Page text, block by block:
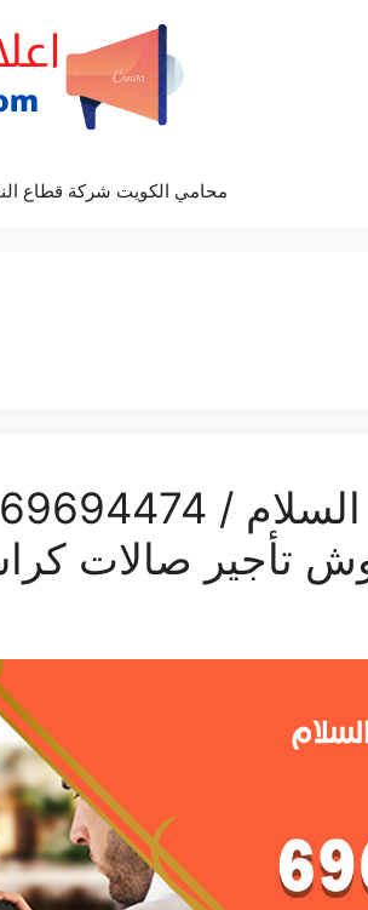
محامي الكويت شركة قطاع
تأجير صالات